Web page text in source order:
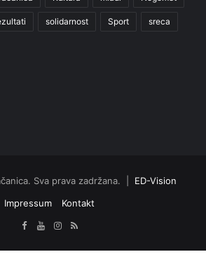
solidarnost Sport sreca
Sva prava zadržana. | ED-Vision
Impressum
Kontakt